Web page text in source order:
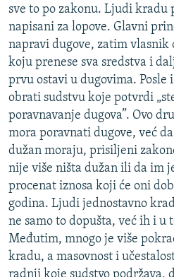
sve to po zakonu. Ljudi kradu
napisani za lopove. Glavni
napravi dugove, zatim
koju prenese sva sredstva i
prvu ostavi u dugovima. Posle
obrati sudstvu koje potvrdi
poravnavanje dugova”. Ovo
mora poravnati dugove, već
dužan moraju, prisiljeni
nije više ništa dužan ili da im
procenat iznosa koji će oni
godina. Ljudi jednostavno
ne samo to dopušta, već ih i u
Međutim, mnogo je više
kradu, a masovnost i